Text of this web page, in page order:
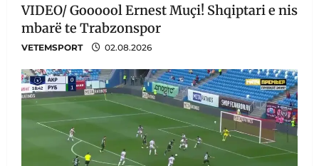
VIDEO/ Goooool Ernest Muçi! Shqiptari e nis
mbarë te Trabzonspor
VETEMSPORT 02.08.2026